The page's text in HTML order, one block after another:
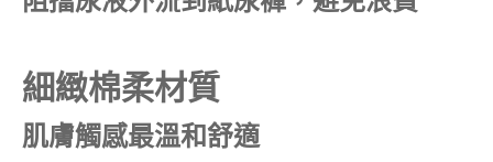
細緻棉柔材質
肌膚觸感最溫和舒適